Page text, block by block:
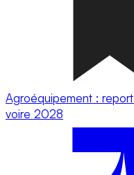
Agroéquipement :
voire 2028